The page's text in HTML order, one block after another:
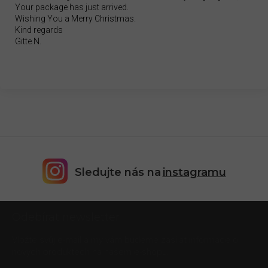
Your package has just arrived.
Wishing You a Merry Christmas.
Kind regards
Gitte N.
Sledujte nás na instagramu